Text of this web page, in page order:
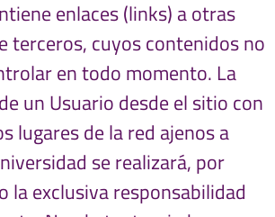
enlaces (links) a otras
terceros, cuyos contenidos no
en todo momento. La
un Usuario desde el sitio con
lugares de la red ajenos a
se realizará, por
la exclusiva responsabilidad